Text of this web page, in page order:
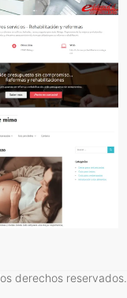
derechos reservados.